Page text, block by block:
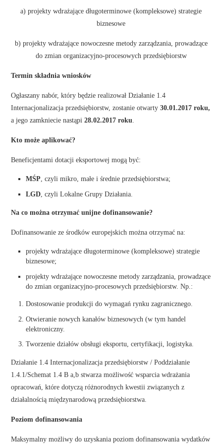
a) projekty wdrażające długoterminowe (kompleksowe) strategie
biznesowe
b) projekty wdrażające nowoczesne metody zarządzania, prowadzące
do zmian organizacyjno-procesowych przedsiębiorstw
Termin składnia wniosków
Ogłaszany nabór, który będzie realizował Działanie 1.4
Internacjonalizacja przedsiębiorstw, zostanie otwarty 30.01.2017 roku,
a jego zamkniecie nastąpi28.02.2017 roku.
Kto może aplikować?
Beneficjentami dotacji eksportowej mogą być:
MŚP, czyli mikro, małe i średnie przedsiębiorstwa;
LGD , czyli Lokalne Grupy Działania.
Na co można otrzymać unijne dofinansowanie?
Dofinansowanie ze środków europejskich można otrzymać na:
projekty wdrażające długoterminowe (kompleksowe) strategie
biznesowe;
projekty wdrażające nowoczesne metody zarządzania, prowadzące
do zmian organizacyjno-procesowych przedsiębiorstw. Np.:
Dostosowanie produkcji do wymagań rynku zagranicznego.
Otwieranie nowych kanałów biznesowych (w tym handel
elektroniczny.
Tworzenie działów obsługi eksportu, certyfikacji, logistyka.
Działanie 1.4 Internacjonalizacja przedsiębiorstw / Poddziałanie
1.4.1/Schemat 1.4 B a,b stwarza możliwość wsparcia wdrażania
opracowań, które dotyczą różnorodnych kwestii związanych z
działalnością międzynarodową przedsiębiorstwa.
Poziom dofinansowania
Maksymalny możliwy do uzyskania poziom dofinansowania wydatków